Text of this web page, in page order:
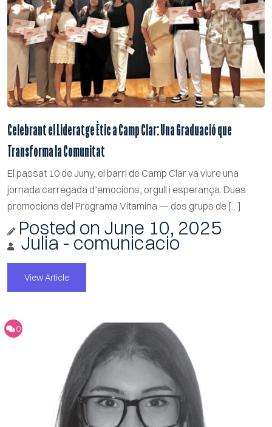
Celebrant el Lideratge Ètic a Camp Clar: Una Graduació que
Transforma la Comunitat
El passat 10 de Juny, el barri de Camp Clar va viure una
jornada carregada d’emocions, orgull i esperança. Dues
promocions del Programa Vitamina — dos grups de […]
Posted on June 10, 2025
Julia - comunicacio
View Article
0